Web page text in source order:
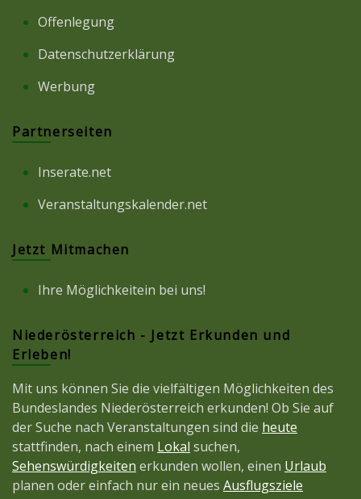
Offenlegung
Datenschutzerklärung
Werbung
Partnerseiten
Inserate.net
Veranstaltungskalender.net
Jetzt Mitmachen
Ihre Möglichkeitein bei uns!
Niederösterreich - Jetzt Erkunden und
Erleben!
Mit uns können Sie die vielfältigen Möglichkeiten des
Bundeslandes Niederösterreich erkunden! Ob Sie auf
der Suche nach Veranstaltungen sind die heute
stattfinden, nach einem Lokal suchen,
Sehenswürdigkeiten erkunden wollen, einen Urlaub
planen oder einfach nur ein neues Ausflugsziele